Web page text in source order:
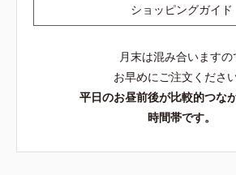
ショッピングガイド
月末は混み合いますの
お早めにご注文ください
平日のお昼前後が比較的つな
時間帯です。